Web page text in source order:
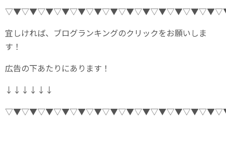
宜しければ、ブログランキングのクリックをお願いしま
す！
広告の下あたりにあります！
↓↓↓↓↓↓